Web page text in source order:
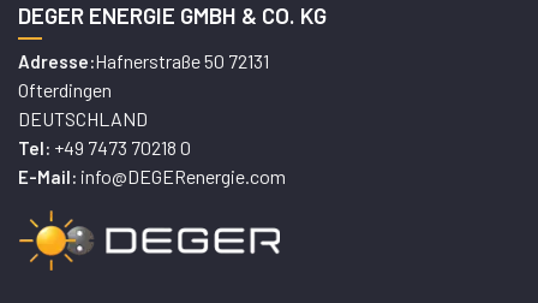
DEGER ENERGIE GMBH & CO. KG
Adresse:Hafnerstraße 50 72131
Ofterdingen
DEUTSCHLAND
Tel: +49 7473 70218 0
E-Mail: info@DEGERenergie.com